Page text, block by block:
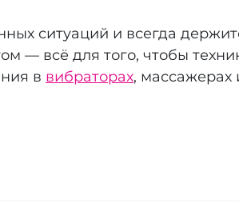
ситуаций и всегда
— всё для того, чтобы
в вибраторах, массажерах